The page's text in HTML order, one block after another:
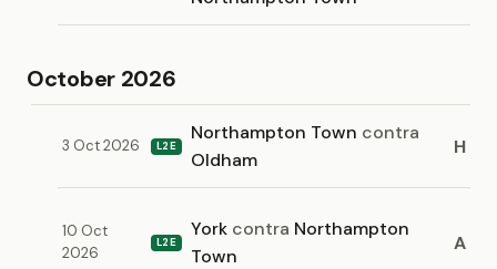
October 2026
3 Oct 2026 L2E
Northampton Town contra
Oldham
H
10 Oct
2026
L2E
York contra Northampton
Town
A